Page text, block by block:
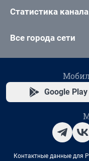
Статистика
Все города сети
Google Play
Контактные данные для